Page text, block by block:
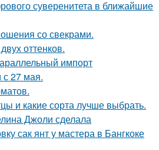
суверенитета в ближайшие
со свекрами.
оттенков.
импорт
с 27 мая.
и какие сорта лучше выбрать.
Джоли сделала
сак янт у мастера в Бангкоке